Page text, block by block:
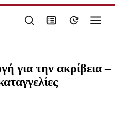
για την ακρίβεια –